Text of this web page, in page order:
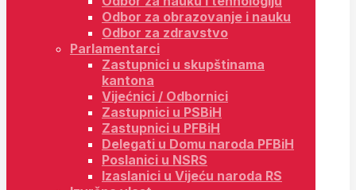
Odbor za obrazovanje i nauku
Odbor za zdravstvo
Parlamentarci
Zastupnici u skupštinama
kantona
Vijećnici / Odbornici
Zastupnici u PSBiH
Zastupnici u PFBiH
Delegati u Domu naroda PFBiH
Poslanici u NSRS
Izaslanici u Vijeću naroda RS